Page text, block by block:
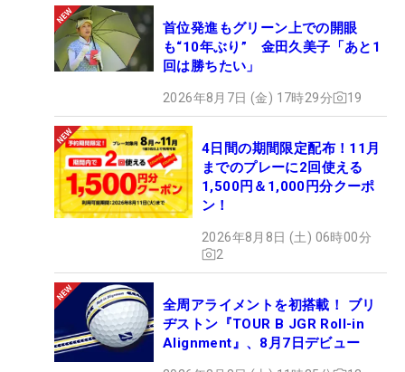
首位発進もグリーン上での開眼
も“10年ぶり” 金田久美子「あと1
回は勝ちたい」
2026年8月7日 (金) 17時29分 19
4日間の期間限定配布！11月
までのプレーに2回使える
1,500円＆1,000円分クーポ
ン！
2026年8月8日 (土) 06時00分
2
全周アライメントを初搭載！ ブリ
ヂストン『TOUR B JGR Roll-in
Alignment』、8月7日デビュー